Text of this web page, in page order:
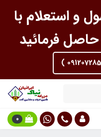
استعلام با
فرمائید
0